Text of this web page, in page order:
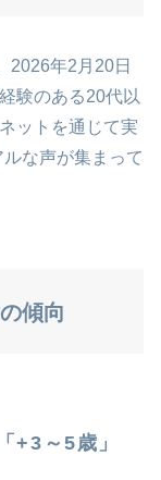
2026年2月20日
験のある20代以
ットを通じて実
な声が集まって
傾向
+3～5歳」